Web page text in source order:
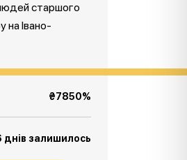
старшого
на Івано-
₴7850%
днів залишилось